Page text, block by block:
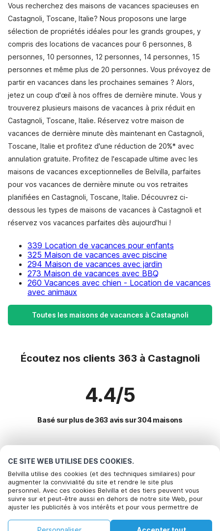
CE SITE WEB UTILISE DES COOKIES.
Belvilla utilise des cookies (et des techniques similaires) pour
augmenter la convivialité du site et rendre le site plus
personnel. Avec ces cookies Belvilla et des tiers peuvent vous
suivre sur et peut-être aussi en dehors de notre site Web, pour
ajuster les publicités à vos intérêts et pour vous permettre de
Accepter, vous acceptez de le faire. Plus d'informations peuvent
Vous recherchez des maisons de vacances spacieuses en
Castagnoli, Toscane, Italie? Nous proposons une large
sélection de propriétés idéales pour les grands groupes, y
compris des locations de vacances pour 6 personnes, 8
personnes, 10 personnes, 12 personnes, 14 personnes, 15
personnes et même plus de 20 personnes. Vous prévoyez de
partir en vacances dans les prochaines semaines ? Alors,
jetez un coup d'œil à nos offres de dernière minute. Vous y
trouverez plusieurs maisons de vacances à prix réduit en
Castagnoli, Toscane, Italie. Réservez votre maison de
vacances de dernière minute dès maintenant en Castagnoli,
Toscane, Italie et profitez d'une réduction de 20%* avec
annulation gratuite. Profitez de l'escapade ultime avec les
maisons de vacances exceptionnelles de Belvilla, parfaites
pour vos vacances de dernière minute ou vos retraites
planifiées en Castagnoli, Toscane, Italie. Découvrez ci-
dessous les types de maisons de vacances à Castagnoli et
réservez vos vacances parfaites dès aujourd'hui !
339 Location de vacances pour enfants
325 Maison de vacances avec piscine
294 Maison de vacances avec jardin
273 Maison de vacances avec BBQ
260 Vacances avec chien - Location de vacances
avec animaux
Toutes les maisons de vacances à Castagnoli
Écoutez nos clients 363 à Castagnoli
4.4/5
Basé sur plus de 363 avis sur 304 maisons
Destinations les plus populaires pour les
vacances
Villes offrant les meilleures commodités pour les vacances
Location de vacances pour enfants arezzo
Location de vacances pour enfants monte-san-savino
Commodités populaires pour les vacances en Castagnoli
Location de vacances pour enfants